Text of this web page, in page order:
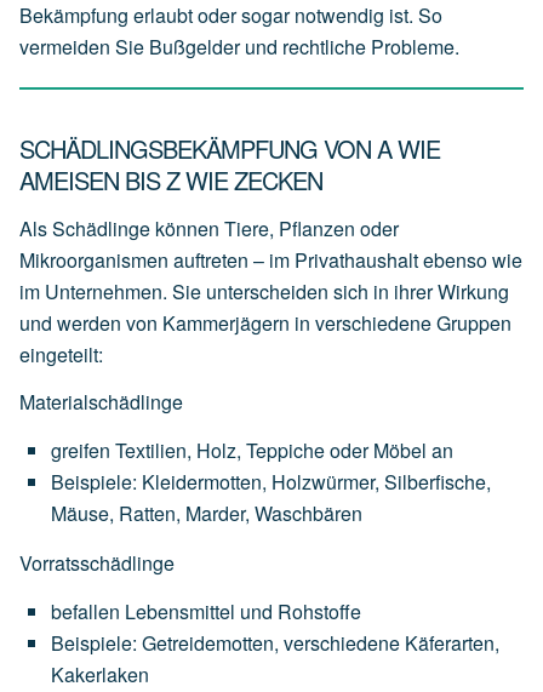
Bekämpfung erlaubt oder sogar notwendig ist. So
vermeiden Sie Bußgelder und rechtliche Probleme.
SCHÄDLINGSBEKÄMPFUNG VON A WIE
AMEISEN BIS Z WIE ZECKEN
Als Schädlinge können Tiere, Pflanzen oder
Mikroorganismen auftreten – im Privathaushalt ebenso wie
im Unternehmen. Sie unterscheiden sich in ihrer Wirkung
und werden von Kammerjägern in verschiedene Gruppen
eingeteilt:
Materialschädlinge
greifen Textilien, Holz, Teppicheoder Möbel an
Beispiele: Kleidermotten, Holzwürmer, Silberfische,
Mäuse, Ratten, Marder, Waschbären
Vorratsschädlinge
befallen Lebensmittel und Rohstoffe
Beispiele: Getreidemotten, verschiedene Käferarten,
Kakerlaken